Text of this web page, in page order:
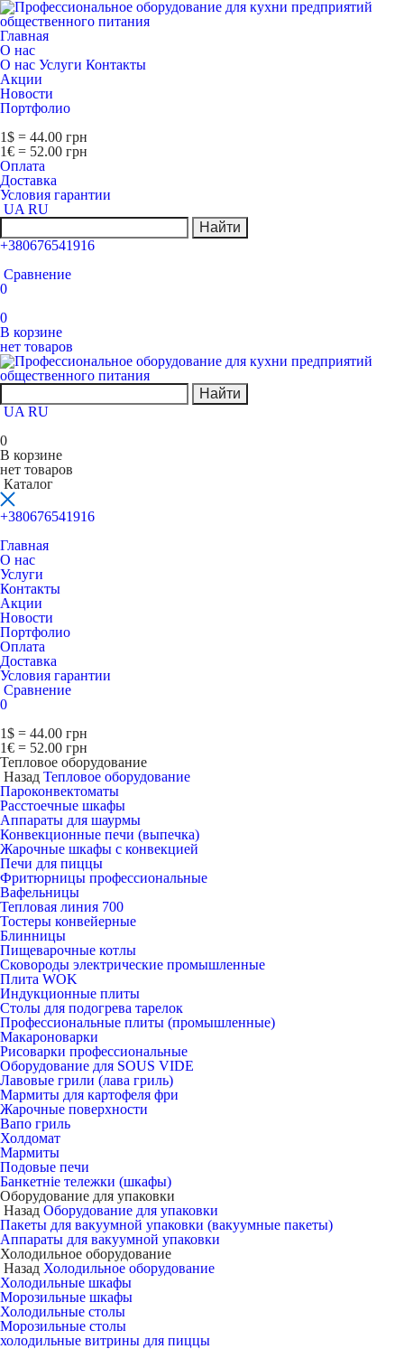
Главная
О нас
О нас Услуги Контакты
Акции
Новости
Портфолио
1$ = 44.00 грн
1€ = 52.00 грн
Оплата
Доставка
Условия гарантии
UA RU
Найти
+380676541916
Сравнение
0
0
В корзине
нет товаров
Найти
UA RU
0
В корзине
нет товаров
Каталог
+380676541916
Главная
О нас
Услуги
Контакты
Акции
Новости
Портфолио
Оплата
Доставка
Условия гарантии
Сравнение
0
1$ = 44.00 грн
1€ = 52.00 грн
Тепловое оборудование
Назад Тепловое оборудование
Пароконвектоматы
Расcтоечные шкафы
Аппараты для шаурмы
Конвекционные печи (выпечка)
Жарочные шкафы с конвекцией
Печи для пиццы
Фритюрницы профессиональные
Вафельницы
Тепловая линия 700
Тостеры конвейерные
Блинницы
Пищеварочные котлы
Сковороды электрические промышленные
Плита WOK
Индукционные плиты
Столы для подогрева тарелок
Профессиональные плиты (промышленные)
Макароноварки
Рисоварки профессиональные
Оборудование для SOUS VIDE
Лавовые грили (лава гриль)
Мармиты для картофеля фри
Жарочные поверхности
Вапо гриль
Холдомат
Мармиты
Подовые печи
Банкетніе тележки (шкафы)
Оборудование для упаковки
Назад Оборудование для упаковки
Пакеты для вакуумной упаковки (вакуумные пакеты)
Аппараты для вакуумной упаковки
Холодильное оборудование
Назад Холодильное оборудование
Холодильные шкафы
Морозильные шкафы
Холодильные столы
Морозильные столы
холодильные витрины для пиццы